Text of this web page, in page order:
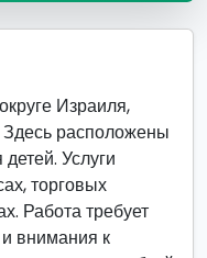
Израиля,
Здесь расположены
Услуги
торговых
Работа требует
и внимания к